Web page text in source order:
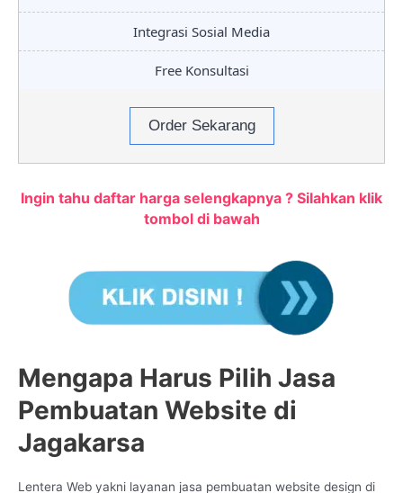
Integrasi Sosial Media
Free Konsultasi
Order Sekarang
Ingin tahu daftar harga selengkapnya ? Silahkan klik
tombol di bawah
Mengapa Harus Pilih Jasa
Pembuatan Website di
Jagakarsa
Lentera Web yakni layanan jasa pembuatan website design di